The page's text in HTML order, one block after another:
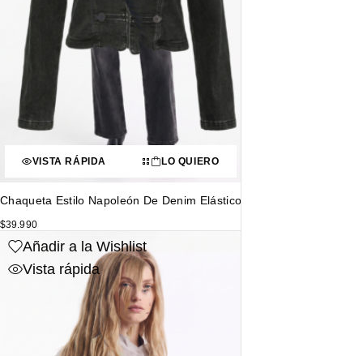
VISTA RÁPIDA LO QUIERO
Chaqueta Estilo Napoleón De Denim Elástico
$39.990
Añadir a la Wishlist
Vista rápida